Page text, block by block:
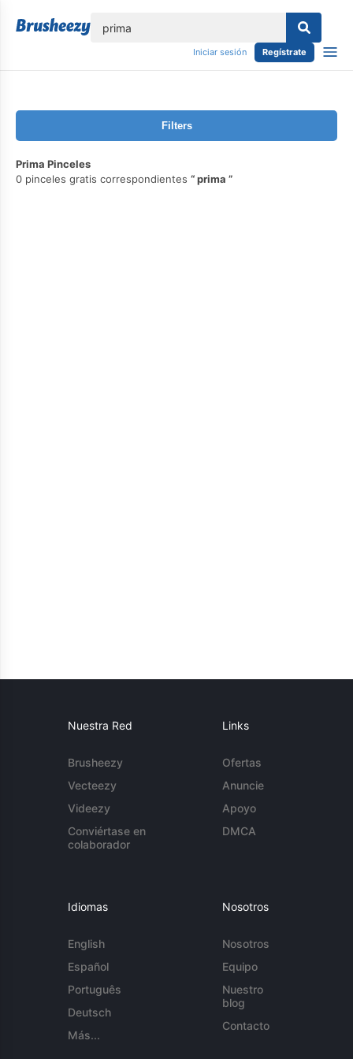
Iniciar sesión Regístrate
Filters
Prima Pinceles
0 pinceles gratis correspondientes
prima
Nuestra Red
Brusheezy
Vecteezy
Videezy
Conviértase en
colaborador
Links
Ofertas
Anuncie
Apoyo
DMCA
Idiomas
English
Español
Português
Deutsch
Más...
Nosotros
Nosotros
Equipo
Nuestro
blog
Contacto